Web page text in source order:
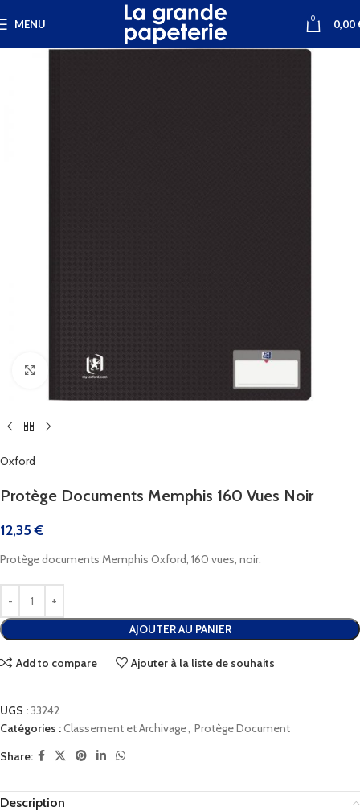
MENU 0 0,00
Cliquez pour agrandir
Oxford
Protège Documents Memphis 160 Vues Noir
12,35€
Protège documents Memphis Oxford, 160 vues, noir.
AJOUTER AU PANIER
Add to compare Ajouter à la liste de souhaits
UGS :33242
Catégories :Classement et Archivage, Protège Document
Share:
Description